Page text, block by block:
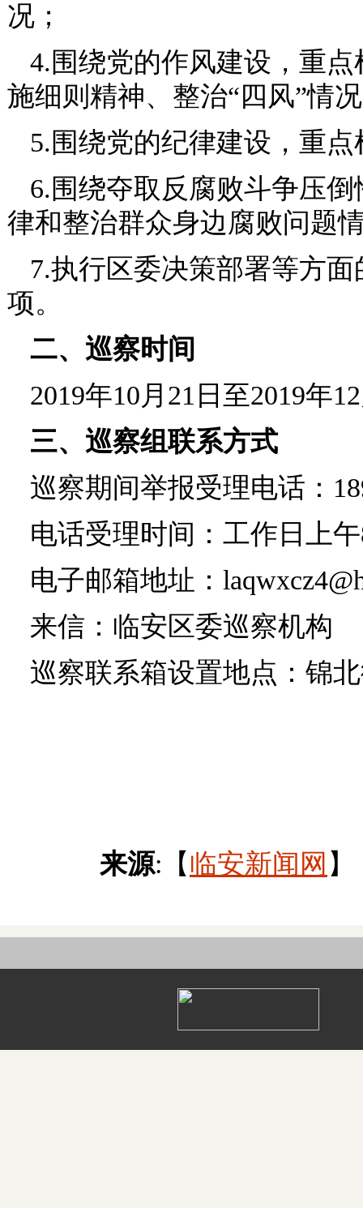
况；
4.围绕党的作风建设，重
施细则精神、整治“四风”情
5.围绕党的纪律建设，重
6.围绕夺取反腐败斗争压
律和整治群众身边腐败问题
7.执行区委决策部署等方
项。
二、巡察时间
2019年10月21日至2019年
三、巡察组联系方式
巡察期间举报受理电话：
电话受理时间：工作日上
电子邮箱地址：
来信：临安区委巡察机构
巡察联系箱设置地点：锦
来源:【 临安新闻网